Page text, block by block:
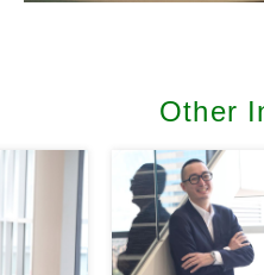
Other